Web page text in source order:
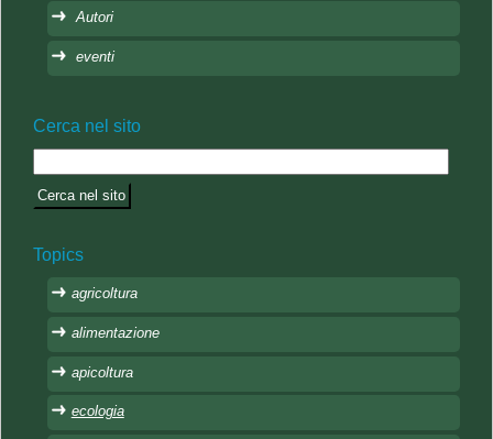
Autori
eventi
Cerca nel sito
Topics
agricoltura
alimentazione
apicoltura
ecologia